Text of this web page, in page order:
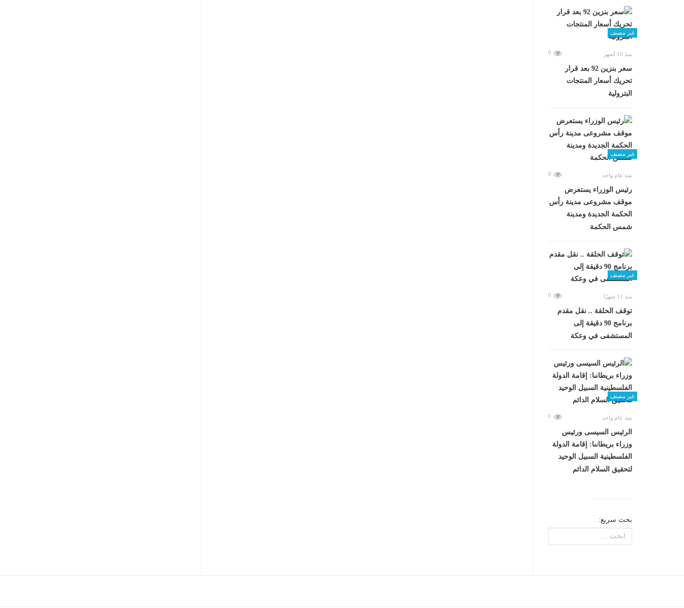
غير مصنف
منذ 10 أشهر 0
سعر بنزين 92 بعد قرار
تحريك أسعار المنتجات
البترولية
غير مصنف
منذ عام واحد 0
رئيس الوزراء يستعرض
موقف مشروعى مدينة رأس
الحكمة الجديدة ومدينة
شمس الحكمة
غير مصنف
منذ 11 شهرًا 0
توقف الحلقة .. نقل مقدم
برنامج 90 دقيقة إلى
المستشفى في وعكة
غير مصنف
منذ عام واحد 0
الرئيس السيسى ورئيس
وزراء بريطانىا: إقامة الدولة
الفلسطينية السبيل الوحيد
لتحقيق السلام الدائم
بحث سريع: